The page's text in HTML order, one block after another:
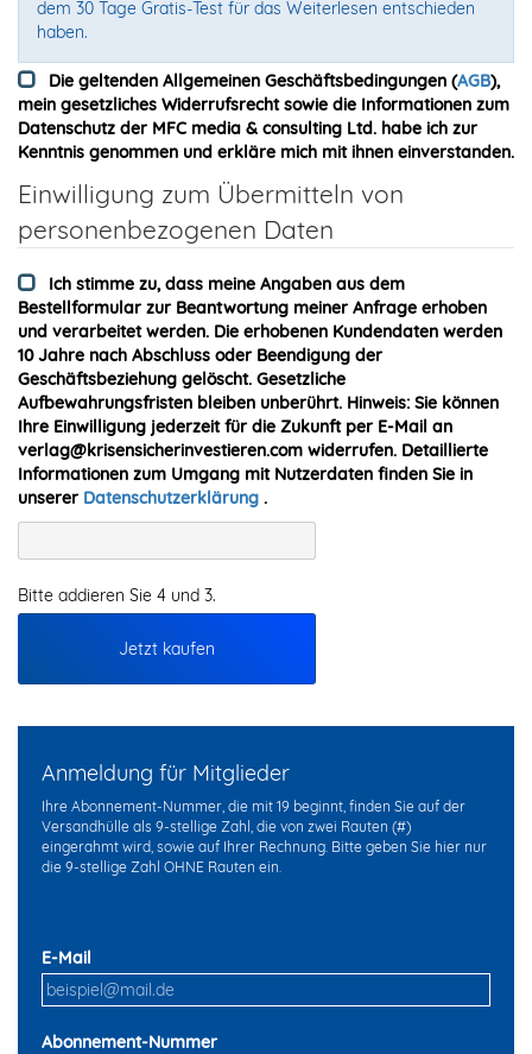
dem 30 Tage Gratis-Test für das Weiterlesen entschieden
haben.
Die geltenden Allgemeinen Geschäftsbedingungen (AGB),
mein gesetzliches Widerrufsrecht sowie die Informationen zum
Datenschutz der MFC media & consulting Ltd. habe ich zur
Kenntnis genommen und erkläre mich mit ihnen einverstanden.
Einwilligung zum Übermitteln von
personenbezogenen Daten
Ich stimme zu, dass meine Angaben aus dem
Bestellformular zur Beantwortung meiner Anfrage erhoben
und verarbeitet werden. Die erhobenen Kundendaten werden
10 Jahre nach Abschluss oder Beendigung der
Geschäftsbeziehung gelöscht. Gesetzliche
Aufbewahrungsfristen bleiben unberührt. Hinweis: Sie können
Ihre Einwilligung jederzeit für die Zukunft per E-Mail an
verlag@krisensicherinvestieren.com widerrufen. Detaillierte
Informationen zum Umgang mit Nutzerdaten finden Sie in
unserer Datenschutzerklärung .
Bitte addieren Sie 4 und 3.
Jetzt kaufen
Anmeldung für Mitglieder
Ihre Abonnement-Nummer, die mit 19 beginnt, finden Sie auf der
Versandhülle als 9-stellige Zahl, die von zwei Rauten (#)
eingerahmt wird, sowie auf Ihrer Rechnung. Bitte geben Sie hier nur
die 9-stellige Zahl OHNE Rauten ein.
E-Mail
Abonnement-Nummer